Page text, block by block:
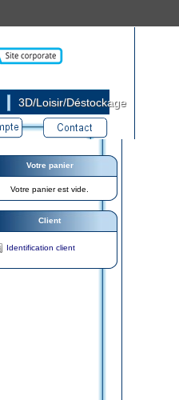
3D/Loisir/Déstockage
Votre panier
Votre panier est vide.
Client
Identification client